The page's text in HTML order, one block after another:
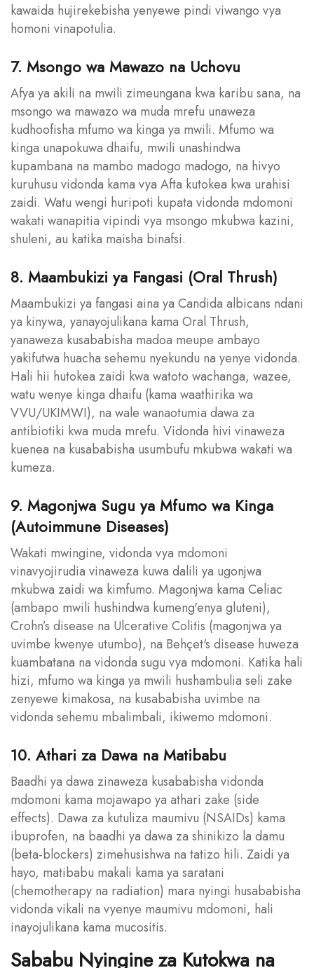
kawaida hujirekebisha yenyewe pindi viwango vya
homoni vinapotulia.
7. Msongo wa Mawazo na Uchovu
Afya ya akili na mwili zimeungana kwa karibu sana, na
msongo wa mawazo wa muda mrefu unaweza
kudhoofisha mfumo wa kinga ya mwili. Mfumo wa
kinga unapokuwa dhaifu, mwili unashindwa
kupambana na mambo madogo madogo, na hivyo
kuruhusu vidonda kama vya Afta kutokea kwa urahisi
zaidi. Watu wengi huripoti kupata vidonda mdomoni
wakati wanapitia vipindi vya msongo mkubwa kazini,
shuleni, au katika maisha binafsi.
8. Maambukizi ya Fangasi (Oral Thrush)
Maambukizi ya fangasi aina ya Candida albicans ndani
ya kinywa, yanayojulikana kama Oral Thrush,
yanaweza kusababisha madoa meupe ambayo
yakifutwa huacha sehemu nyekundu na yenye vidonda.
Hali hii hutokea zaidi kwa watoto wachanga, wazee,
watu wenye kinga dhaifu (kama waathirika wa
VVU/UKIMWI), na wale wanaotumia dawa za
antibiotiki kwa muda mrefu. Vidonda hivi vinaweza
kuenea na kusababisha usumbufu mkubwa wakati wa
kumeza.
9. Magonjwa Sugu ya Mfumo wa Kinga
(Autoimmune Diseases)
Wakati mwingine, vidonda vya mdomoni
vinavyojirudia vinaweza kuwa dalili ya ugonjwa
mkubwa zaidi wa kimfumo. Magonjwa kama Celiac
(ambapo mwili hushindwa kumeng'enya gluteni),
Crohn’s disease na Ulcerative Colitis (magonjwa ya
uvimbe kwenye utumbo), na Behçet's disease huweza
kuambatana na vidonda sugu vya mdomoni. Katika hali
hizi, mfumo wa kinga ya mwili hushambulia seli zake
zenyewe kimakosa, na kusababisha uvimbe na
vidonda sehemu mbalimbali, ikiwemo mdomoni.
10. Athari za Dawa na Matibabu
Baadhi ya dawa zinaweza kusababisha vidonda
mdomoni kama mojawapo ya athari zake (side
effects). Dawa za kutuliza maumivu (NSAIDs) kama
ibuprofen, na baadhi ya dawa za shinikizo la damu
(beta-blockers) zimehusishwa na tatizo hili. Zaidi ya
hayo, matibabu makali kama ya saratani
(chemotherapy na radiation) mara nyingi husababisha
vidonda vikali na vyenye maumivu mdomoni, hali
inayojulikana kama mucositis.
Sababu Nyingine za Kutokwa na